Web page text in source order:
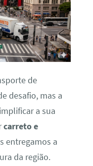
de
desafio, mas a
a sua
carreto e
entregamos a
da região.